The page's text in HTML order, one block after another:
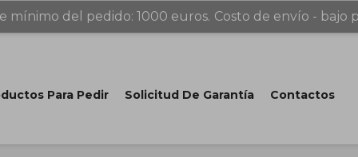
mínimo del pedido: 1000 euros. Costo de envío - bajo
Para Pedir Solicitud De Garantía Contactos